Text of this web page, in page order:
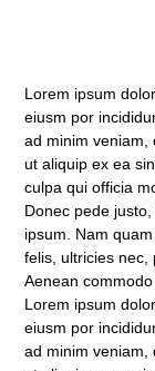
Lorem ipsum
eiusm por
ad minim veniam,
ut aliquip ex ea
culpa qui officia
Donec pede
ipsum. Nam
felis, ultricies nec,
Aenean
Lorem ipsum
eiusm por
ad minim veniam,